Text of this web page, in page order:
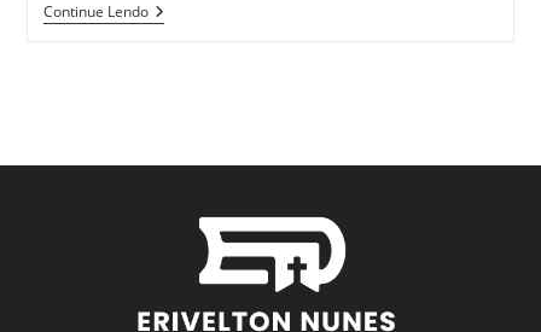
Continue Lendo